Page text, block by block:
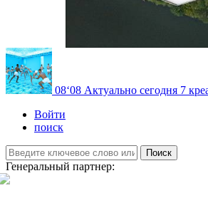
08‘08 Актуально сегодня 7
Войти
поиск
Поиск
Генеральный партнер: